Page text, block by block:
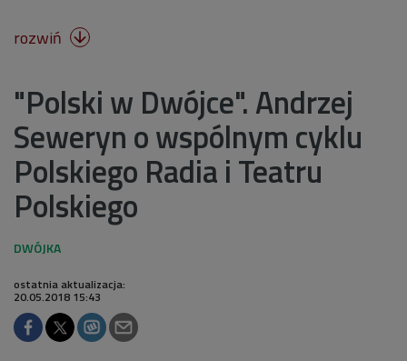
rozwiń 
"Polski w Dwójce". Andrzej
Seweryn o wspólnym cyklu
Polskiego Radia i Teatru
Polskiego
ostatnia aktualizacja:
20.05.2018 15:43